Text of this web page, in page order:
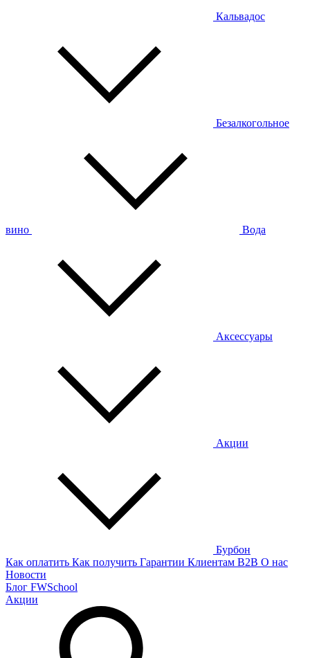
Кальвадос
Безалкогольное
вино Вода
Аксессуары
Акции
Бурбон
Как оплатить Как получить Гарантии Клиентам B2B О нас
Новости
Блог FWSchool
Акции